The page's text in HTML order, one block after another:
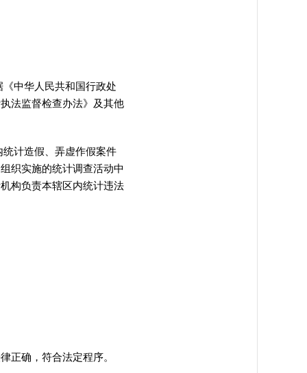
中华人民共和国行政处
法监督检查办法》及其他
计造假、弄虚作假案件
织实施的统计调查活动中
构负责本辖区内统计违法
正确 ， 符合法定程序。